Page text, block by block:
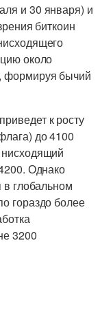
и 30 января) и
биткоин
около
формируя бычий
к росту
до 4100
Однако
в глобальном
гораздо более
3200